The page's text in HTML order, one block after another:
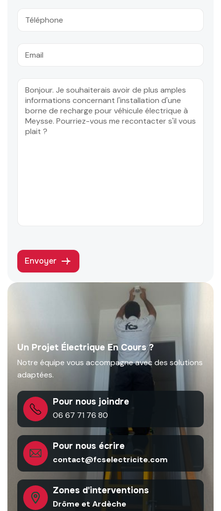
Envoyer
Un Projet Électrique En Cours ?
Notre équipe vous accompagne avec des solutions
adaptées.
Pour nous joindre
06 67 71 76 80
Pour nous écrire
contact@fcselectricite.com
Zones d'interventions
Drôme et Ardèche